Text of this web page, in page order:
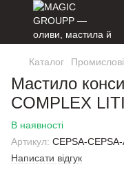
Каталог
Мастило
COMPLEX
В наявності
Артикул: CEPSA-
Написати відгук